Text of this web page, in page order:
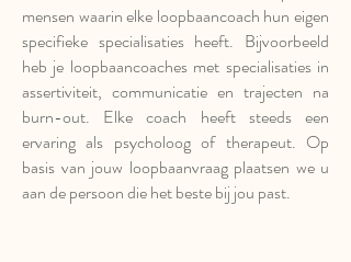
mensen waarin elke loopbaancoach hun eigen
specifieke specialisaties heeft. Bijvoorbeeld
heb je loopbaancoaches met specialisaties in
assertiviteit, communicatie en trajecten na
burn-out. Elke coach heeft steeds een
ervaring als psycholoog of therapeut. Op
basis van jouw loopbaanvraag plaatsen we u
aan de persoon die het beste bij jou past.